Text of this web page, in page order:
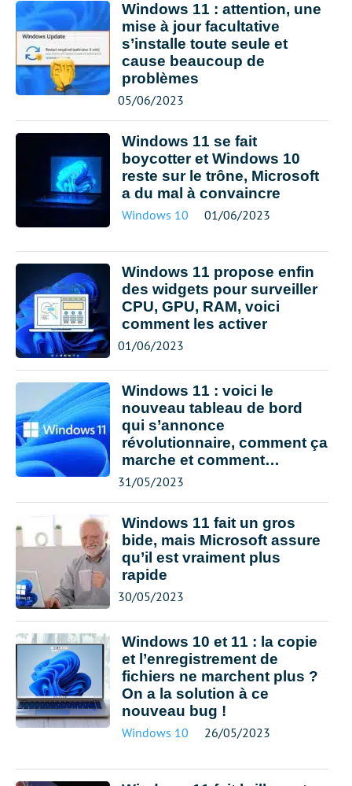
Windows 11 : attention, une
mise à jour facultative
s’installe toute seule et
cause beaucoup de
problèmes
05/06/2023
Windows 11 se fait
boycotter et Windows 10
reste sur le trône, Microsoft
a du mal à convaincre
Windows 10 01/06/2023
Windows 11 propose enfin
des widgets pour surveiller
CPU, GPU, RAM, voici
comment les activer
01/06/2023
Windows 11 : voici le
nouveau tableau de bord
qui s’annonce
révolutionnaire, comment ça
marche et comment
l’installer ?
31/05/2023
Windows 11 fait un gros
bide, mais Microsoft assure
qu’il est vraiment plus
rapide
30/05/2023
Windows 10 et 11 : la copie
et l’enregistrement de
fichiers ne marchent plus ?
On a la solution à ce
nouveau bug !
Windows 10 26/05/2023